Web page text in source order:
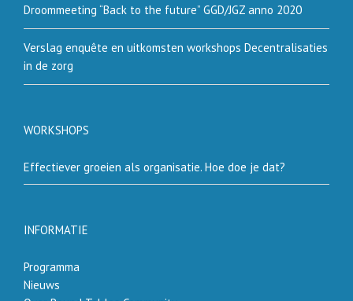
Droommeeting “Back to the future” GGD/JGZ anno 2020
Verslag enquête en uitkomsten workshops Decentralisaties
in de zorg
WORKSHOPS
Effectiever groeien als organisatie. Hoe doe je dat?
INFORMATIE
Programma
Nieuws